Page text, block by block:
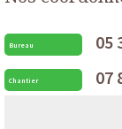
Bureau 05
Chantier 07